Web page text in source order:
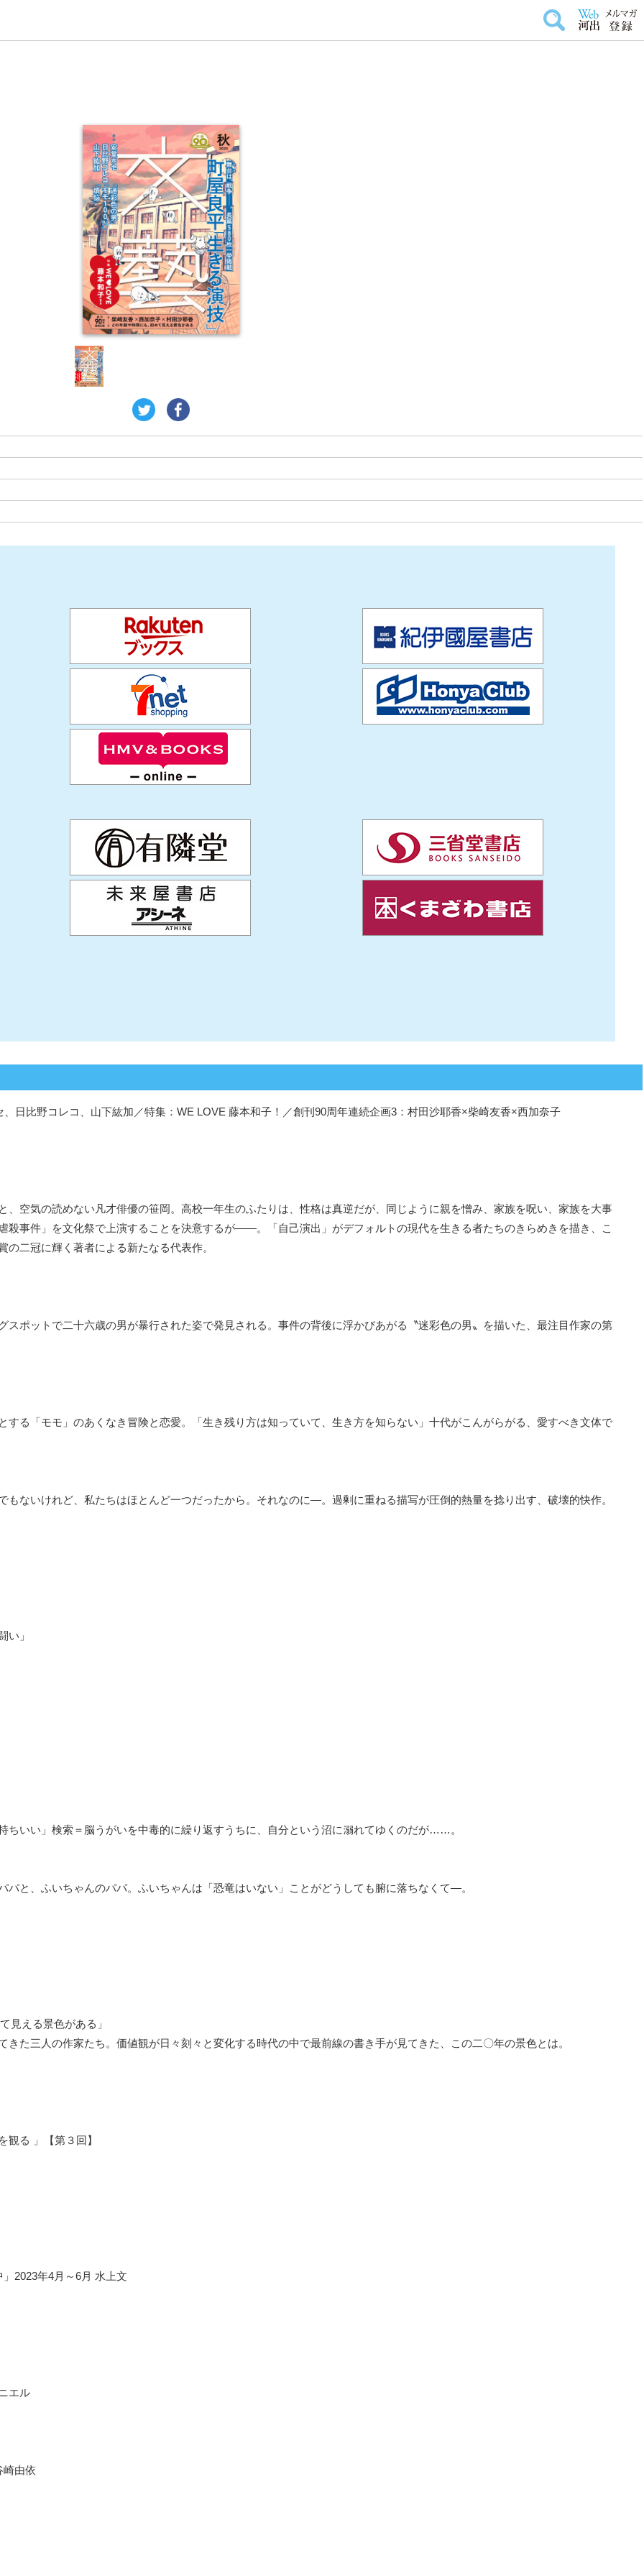
日比野コレコ、山下紘加／特集：WE LOVE 藤本和子！／創刊90周年連続企画3：村田沙耶香×柴崎友香×西加奈子
空気の読めない凡才俳優の笹岡。高校一年生のふたりは、性格は真逆だが、同じように親を憎み、家族を呪い、家族を大事
殺事件」を文化祭で上演することを決意するが――。「自己演出」がデフォルトの現代を生きる者たちのきらめきを描き、こ
二冠に輝く著者による新たなる代表作。
ポットで二十六歳の男が暴行された姿で発見される。事件の背後に浮かびあがる〝迷彩色の男〟を描いた、最注目作家の第
る「モモ」のあくなき冒険と恋愛。「生き残り方は知っていて、生き方を知らない」十代がこんがらがる、愛すべき文体で
ないけれど、私たちはほとんど一つだったから。それなのに―。過剰に重ねる描写が圧倒的熱量を捻り出す、破壊的快作。
い」
ちいい」検索＝脳うがいを中毒的に繰り返すうちに、自分という沼に溺れてゆくのだが……。
と、ふいちゃんのパパ。ふいちゃんは「恐竜はいない」ことがどうしても腑に落ちなくて―。
見える景色がある」
た三人の作家たち。価値観が日々刻々と変化する時代の中で最前線の書き手が見てきた、この二〇年の景色とは。
観る 」【第３回】
2023年4月～6月 水上文
エル
崎由依